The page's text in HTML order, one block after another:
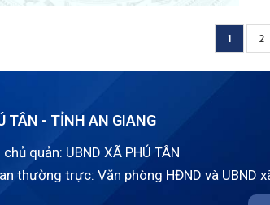
Current
page
1 2
TÂN - TỈNH AN GIANG
quản: UBND XÃ PHÚ TÂN
thường trực: Văn phòng HĐND và UBND